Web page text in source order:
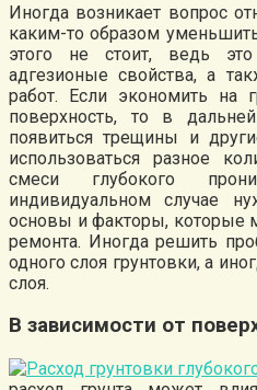
Иногда возникает вопрос
каким-то образом
этого не стоит, ведь
адгезионые свойства, а
работ. Если экономить на
поверхность, то в
появиться трещины и
использоваться разное
смеси глубокого
индивидуальном случае
основы и факторы, которые
ремонта. Иногда решить
одного слоя грунтовки, а
слоя.
В зависимости от